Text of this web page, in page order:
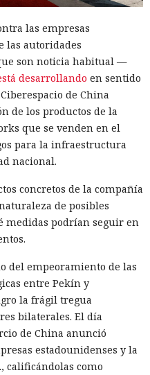
las empresas
las autoridades
son noticia habitual —
desarrollando en sentido
de China
de los productos de la
que se venden en el
para la infraestructura
nacional.
concretos de la compañía
de posibles
medidas podrían seguir en
del empeoramiento de las
entre Pekín y
la frágil tregua
bilaterales. El día
de China anunció
estadounidenses y la
calificándolas como